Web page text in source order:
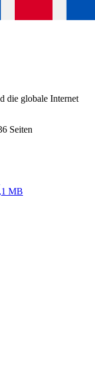
die globale Internet
Seiten
MB